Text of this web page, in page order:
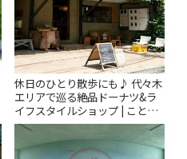
休日のひとり散歩にも♪ 代々木
エリアで巡る絶品ドーナツ&ラ
イフスタイルショップ | ことり
っぷ